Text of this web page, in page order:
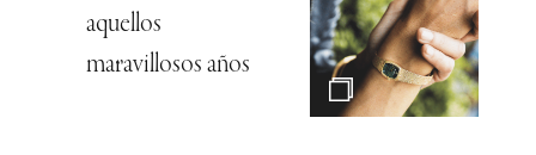
aquellos
maravillosos años